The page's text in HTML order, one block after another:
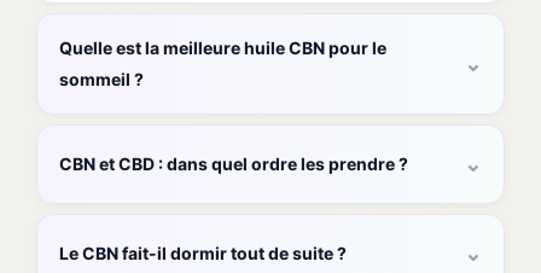
Quelle est la meilleure huile CBN pour le
sommeil ?
⌄
CBN et CBD : dans quel ordre les prendre ? ⌄
Le CBN fait-il dormir tout de suite ? ⌄